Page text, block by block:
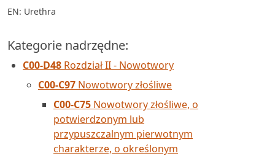
EN: Urethra
Kategorie nadrzędne:
C00-D48 Rozdział II - Nowotwory
C00-C97 Nowotwory złośliwe
C00-C75 Nowotwory złośliwe, o
potwierdzonym lub
przypuszczalnym pierwotnym
charakterze, o określonym